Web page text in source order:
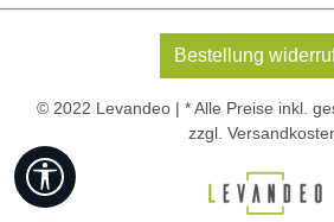
Bestellung
© 2022 Levandeo | * Alle Preise inkl.
zzgl.
Werkzeugleiste anzeigen